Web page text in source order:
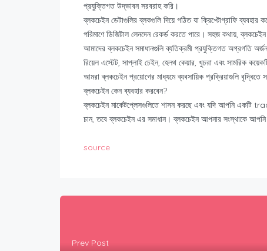
প্রযুক্তিগত উদ্ভাবন সরবরাহ করি।
ব্লকচেইন ডেটাগুলির ব্লকগুলি দিয়ে গঠিত যা ক্রিপ্টোগ্রাফি
পরিমাণে ডিজিটাল লেনদেন রেকর্ড করতে পারে। সহজ কথায়,
আমাদের ব্লকচেইন সমাধানগুলি ব্যতিক্রমী প্রযুক্তিগত অগ্রগতি
রিয়েল এস্টেট, সাপ্লাই চেইন, হেলথ কেয়ার, খুচরা এবং সামরিক
আমরা ব্লকচেইন প্রয়োগের মাধ্যমে ব্যবসায়িক প্রক্রিয়াগুলি বৃদ্ধিতে
ব্লকচেইন কেন ব্যবহার করবেন?
ব্লকচেইন মার্কেটপ্লেসগুলিতে শাসন করছে এবং যদি আপনি একটি
চান, তবে ব্লকচেইন এর সমাধান। ব্লকচেইন আপনার সংস্থাকে
source
Prev Post